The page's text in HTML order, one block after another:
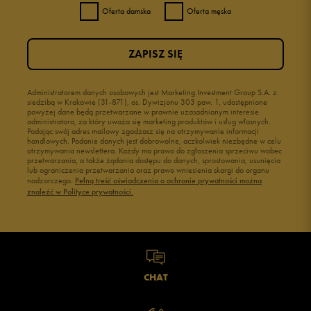
Oferta damska Oferta męska
Administratorem danych osobowych jest Marketing Investment Group S.A. z
siedzibą w Krakowie (31-871), os. Dywizjonu 303 paw. 1, udostępnione
powyżej dane będą przetwarzane w prawnie uzasadnionym interesie
administratora, za który uważa się marketing produktów i usług własnych.
Podając swój adres mailowy zgadzasz się na otrzymywanie informacji
handlowych. Podanie danych jest dobrowolne, aczkolwiek niezbędne w celu
otrzymywania newslettera. Każdy ma prawo do zgłoszenia sprzeciwu wobec
przetwarzania, a także żądania dostępu do danych, sprostowania, usunięcia
lub ograniczenia przetwarzania oraz prawo wniesienia skargi do organu
nadzorczego. Pełną treść oświadczenia o ochronie prywatności można
znaleźć w Polityce prywatności.
ZAPISZ SIĘ
CHAT